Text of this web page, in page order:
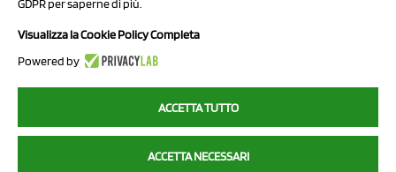
2023 NCX Drahorad srl - All rights reserved
myfruit.it è parte del network diNCX DRAHORAD
NCX Drahorad - Via Provinciale Vignola-Sassuolo 315/1 - 41057
GDPR per saperne di più.
Visualizza la Cookie Policy Completa
Powered by
ACCETTA TUTTO
ACCETTA NECESSARI